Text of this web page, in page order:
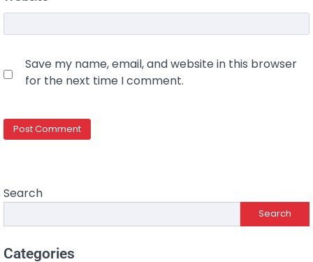
Save my name, email, and website in this browser
for the next time I comment.
Search
Search
Categories